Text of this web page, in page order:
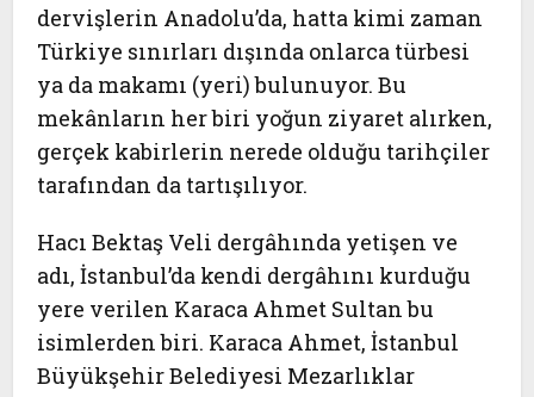
dervişlerin Anadolu’da, hatta kimi zaman
Türkiye sınırları dışında onlarca türbesi
ya da makamı (yeri) bulunuyor. Bu
mekânların her biri yoğun ziyaret alırken,
gerçek kabirlerin nerede olduğu tarihçiler
tarafından da tartışılıyor.
Hacı Bektaş Veli dergâhında yetişen ve
adı, İstanbul’da kendi dergâhını kurduğu
yere verilen Karaca Ahmet Sultan bu
isimlerden biri. Karaca Ahmet, İstanbul
Büyükşehir Belediyesi Mezarlıklar